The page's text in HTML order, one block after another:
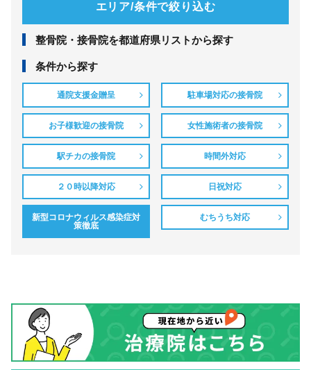
エリア/条件で絞り込む
整⾻院・接⾻院を都道府県リストから探す
条件から探す
通院支援金贈呈 駐車場対応の接骨院
お子様歓迎の接骨院 女性施術者の接骨院
駅チカの接骨院 時間外対応
２０時以降対応 日祝対応
新型コロナウィルス感染症対
策徹底
むちうち対応